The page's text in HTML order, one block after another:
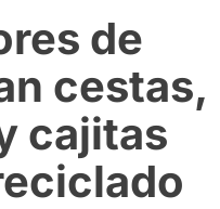
de
cestas,
cajitas